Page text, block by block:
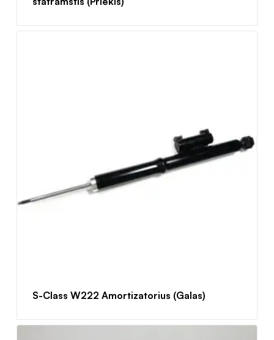
S-Class W222 Amortizatorius (Galas)